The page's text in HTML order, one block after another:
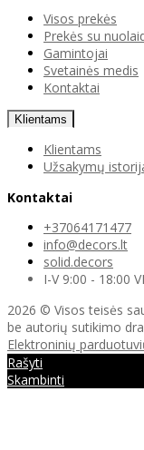
Visos prekės
Prekės su
Gamintojai
Svetainės medis
Kontaktai
Klientams
Klientams
Užsakymų
Kontaktai
+37064171477
info@decors.lt
solid.decors
I-V 9:00 - 18:00
2026 © Visos teisės
be autorių sutikimo
Elektroninių
Rašyti
Skambinti